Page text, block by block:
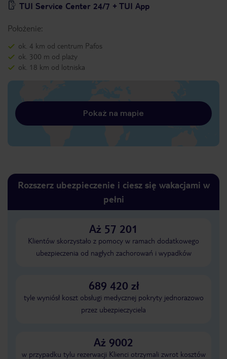
TUI Service Center 24/7 + TUI App
Położenie:
ok. 4 km od centrum Pafos
ok. 300 m od plaży
ok. 18 km od lotniska
Pokaż na mapie
Rozszerz ubezpieczenie i ciesz się wakacjami w
pełni
Aż 57 201
Klientów skorzystało z pomocy w ramach dodatkowego
ubezpieczenia od nagłych zachorowań i wypadków
689 420 zł
tyle wyniósł koszt obsługi medycznej pokryty jednorazowo
przez ubezpieczyciela
Aż 9002
w przypadku tylu rezerwacji Klienci otrzymali zwrot kosztów